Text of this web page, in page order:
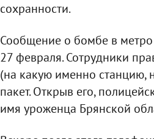
сохранности.
Сообщение о бомбе в
27 февраля. Сотрудники
(на какую именно станцию,
пакет. Открыв его,
имя уроженца Брянской